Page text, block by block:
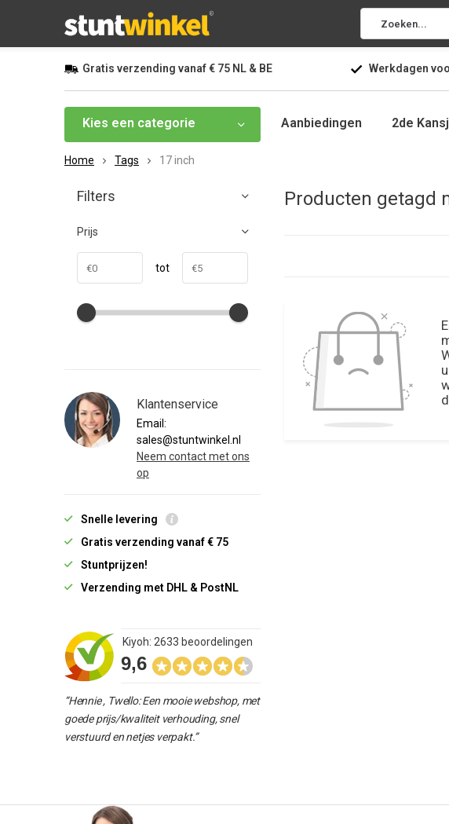
Gratis verzending vanaf€ 75 NL & BE Werkdagen
Kies een categorie Aanbiedingen 2de
Home Tags 17 inch
Producten getagd
Filters
Prijs
tot
Klantenservice
Email:
sales@stuntwinkel.nl
Neem contact met ons
op
Snelle levering
Gratis verzending vanaf € 75
Stuntprijzen!
Verzending met DHL & PostNL
9,6
Kiyoh: 2633 beoordelingen
“Hennie , Twello: Een mooie webshop, met
goede prijs/kwaliteit verhouding, snel
verstuurd en netjes verpakt.”